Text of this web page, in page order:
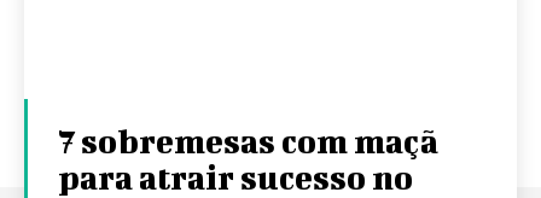
7 sobremesas com maçã
para atrair sucesso no